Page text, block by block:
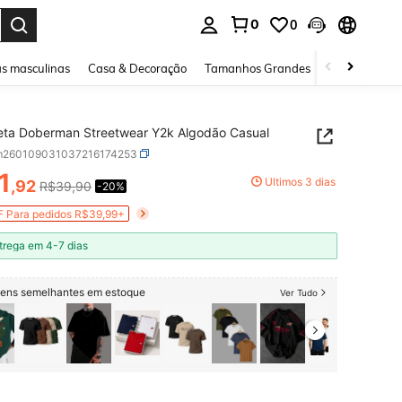
0 0
masculinas Casa & Decoração Tamanhos Grandes Joias e
Doberman Streetwear Y2k Algodão Casual
AND AVAILABILITY
,92 R$39,90 -20% Últimos 3 dias
Para pedidos R$39,99+
em 4-7 dias
semelhantes em estoque Ver Tudo